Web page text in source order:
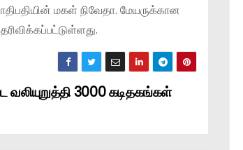
மகள் நிவேதா. மேயருக்கான
3000 கடிதகங்கள்